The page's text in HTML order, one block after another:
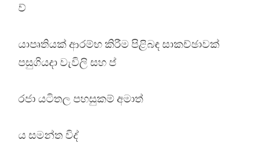
ව්
යාපෘතියක් ආරම්භ කිරීම පිළිබඳ සාකච්ඡාවක්
පසුගියදා වැවිලි සහ ප්
රජා යටිතල පහසුකම් අමාත්
ය සමන්ත විද්